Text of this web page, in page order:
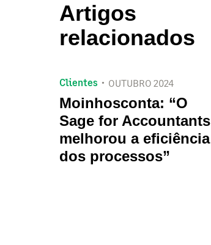
Artigos
relacionados
Clientes OUTUBRO 2024
Moinhosconta: “O
Sage for Accountants
melhorou a eficiência
dos processos”